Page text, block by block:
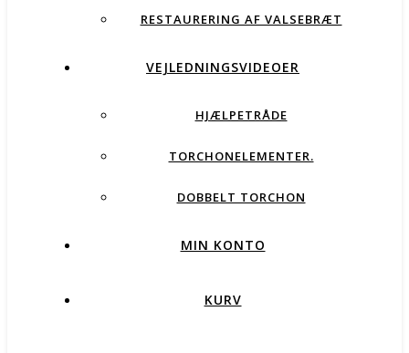
RESTAURERING AF VALSEBRÆT
VEJLEDNINGSVIDEOER
HJÆLPETRÅDE
TORCHONELEMENTER.
DOBBELT TORCHON
MIN KONTO
KURV